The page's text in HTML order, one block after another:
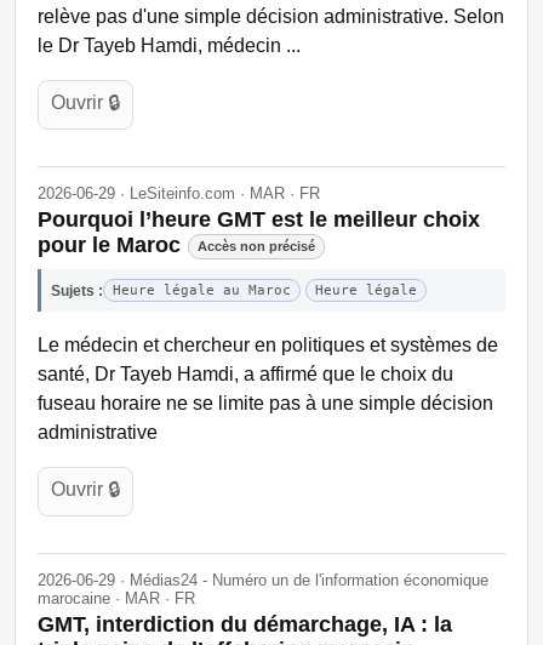
relève pas d'une simple décision administrative. Selon
le Dr Tayeb Hamdi, médecin ...
Ouvrir 🔒
2026-06-29 · LeSiteinfo.com · MAR · FR
Pourquoi l’heure GMT est le meilleur choix
pour le Maroc
Accès non précisé
Sujets : Heure légale au Maroc Heure légale
Le médecin et chercheur en politiques et systèmes de
santé, Dr Tayeb Hamdi, a affirmé que le choix du
fuseau horaire ne se limite pas à une simple décision
administrative
Ouvrir 🔒
2026-06-29 · Médias24 - Numéro un de l'information économique
marocaine · MAR · FR
GMT, interdiction du démarchage, IA : la